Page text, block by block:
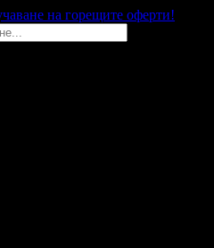
на горещите оферти!